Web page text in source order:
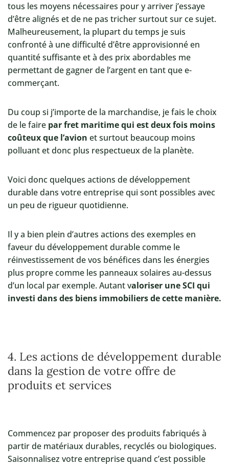
tous les moyens nécessaires pour y arriver j’essaye
d’être alignés et de ne pas tricher surtout sur ce sujet.
Malheureusement, la plupart du temps je suis
confronté à une difficulté d’être approvisionné en
quantité suffisante et à des prix abordables me
permettant de gagner de l’argent en tant que e-
commerçant.
Du coup si j’importe de la marchandise, je fais le choix
de le faire par fret maritime qui est deux fois moins
coûteux que l’avion et surtout beaucoup moins
polluant et donc plus respectueux de la planète.
Voici donc quelques actions de développement
durable dans votre entreprise qui sont possibles avec
un peu de rigueur quotidienne.
Il y a bien plein d’autres actions des exemples en
faveur du développement durable comme le
réinvestissement de vos bénéfices dans les énergies
plus propre comme les panneaux solaires au-dessus
d’un local par exemple. Autant valoriser une SCI qui
investi dans des biens immobiliers de cette manière.
4. Les actions de développement durable
dans la gestion de votre offre de
produits et services
Commencez par proposer des produits fabriqués à
partir de matériaux durables, recyclés ou biologiques.
Saisonnalisez votre entreprise quand c’est possible